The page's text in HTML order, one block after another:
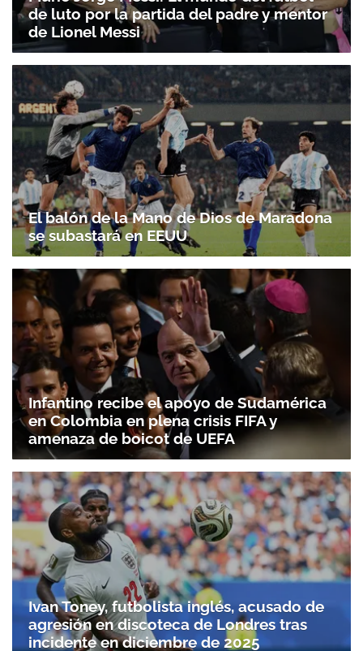
de luto por la partida del padre y mentor
de Lionel Messi
El balón de la Mano de Dios de Maradona
se subastará en EEUU
Infantino recibe el apoyo de Sudamérica
en Colombia en plena crisis FIFA y
amenaza de boicot de UEFA
Ivan Toney, futbolista inglés, acusado de
agresión en discoteca de Londres tras
incidente en diciembre de 2025